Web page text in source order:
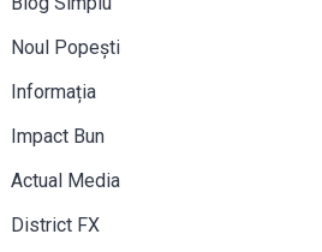
Noul Popești
Informația
Impact Bun
Actual Media
District FX